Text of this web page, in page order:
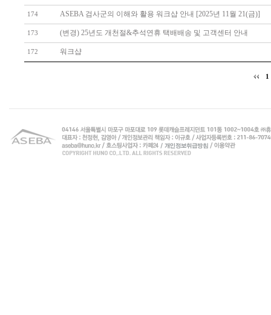
174 ASEBA 검사군의 이해와 활용 워크샵 안내 [2025년 11월 21(금)]
173 (변경) 25년도 개천절&추석연휴 택배배송 및 고객센터 안내
172 워크샵
1